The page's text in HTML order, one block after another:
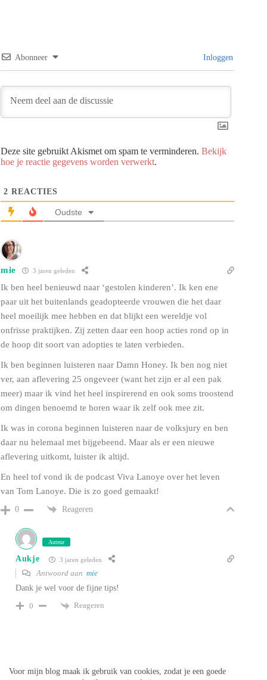
Voor mijn blog maak ik gebruik van cookies, zodat je een goede
Abonneer Inloggen
Deze site gebruikt Akismet om spam te verminderen. Bekijk
hoe je reactie gegevens worden verwerkt.
2 REACTIES
Oudste
mie 3 jaren geleden
Ik ben heel benieuwd naar ‘gestolen kinderen’. Ik ken ene
paar uit het buitenlands geadopteerde vrouwen die het daar
heel moeilijk mee hebben en dat blijkt een wereldje vol
onfrisse praktijken. Zij zetten daar een hoop acties rond op in
de hoop dit soort van adopties te laten verbieden.
Ik ben beginnen luisteren naar Damn Honey. Ik ben nog niet
ver, aan aflevering 25 ongeveer (want het zijn er al een pak
meer) maar ik vind het heel inspirerend en ook soms troostend
om dingen benoemd te horen waar ik zelf ook mee zit.
Ik was in corona beginnen luisteren naar de volksjury en ben
daar nu helemaal met bijgebeend. Maar als er een nieuwe
aflevering uitkomt, luister ik altijd.
En heel tof vond ik de podcast Viva Lanoye over het leven
van Tom Lanoye. Die is zo goed gemaakt!
0 Reageren
Auteur
Aukje 3 jaren geleden
Antwoord aan mie
Dank je wel voor de fijne tips!
0
Reageren